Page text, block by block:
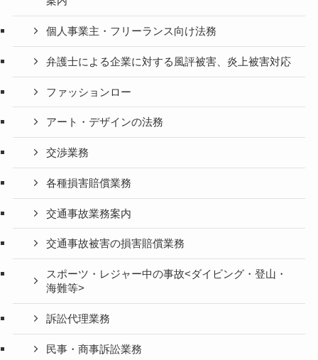
個人事業主・フリーランス向け法務
弁護士による企業に対する風評被害、炎上被害対応
ファッションロー
アート・デザインの法務
交渉業務
各種損害賠償業務
交通事故業務案内
交通事故被害の損害賠償業務
スポーツ・レジャー中の事故<ダイビング・登山・
海難等>
訴訟代理業務
民事・商事訴訟業務